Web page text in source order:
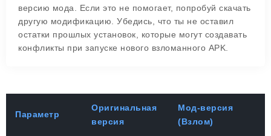
версию мода. Если это не помогает, попробуй скачать
другую модификацию. Убедись, что ты не оставил
остатки прошлых установок, которые могут создавать
конфликты при запуске нового взломанного APK.
Параметр
Оригинальная
версия
Мод-версия
(Взлом)